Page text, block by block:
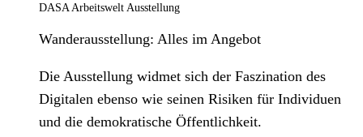
DASA Arbeitswelt Ausstellung
Wanderausstellung: Alles im Angebot
Die Ausstellung widmet sich der Faszination des
Digitalen ebenso wie seinen Risiken für Individuen
und die demokratische Öffentlichkeit.